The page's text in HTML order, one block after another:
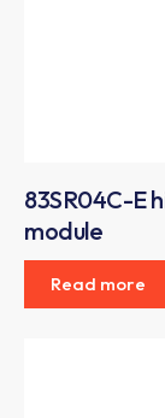
83SR04C-E
module
Read more